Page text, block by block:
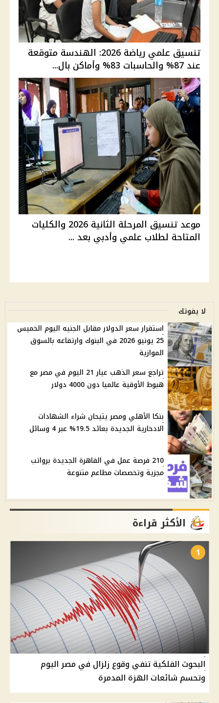
تنسيق علمي رياضة 2026: الهندسة متوقعة
عند 87% والحاسبات 83% وأماكن بال...
موعد تنسيق المرحلة الثانية 2026 والكليات
المتاحة لطلاب علمي وأدبي بعد ...
لا يفوتك
استقرار سعر الدولار مقابل الجنيه اليوم الخميس
25 يونيو 2026 في البنوك وارتفاعه بالسوق
الموازية
تراجع سعر الذهب عيار 21 اليوم في مصر مع
هبوط الأوقية عالميا دون 4000 دولار
بنكا الأهلي ومصر يتيحان شراء الشهادات
الادخارية الجديدة بعائد 19.5% عبر 4 وسائل
210 فرصة عمل في القاهرة الجديدة برواتب
مجزية وتخصصات مطاعم متنوعة
الأكثر قراءة
1
البحوث الفلكية تنفي وقوع زلزال في مصر اليوم
وتحسم شائعات الهزة المدمرة